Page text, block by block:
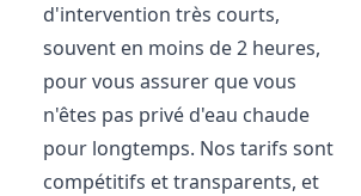
d'intervention très courts,
souvent en moins de 2 heures,
pour vous assurer que vous
n'êtes pas privé d'eau chaude
pour longtemps. Nos tarifs sont
compétitifs et transparents, et